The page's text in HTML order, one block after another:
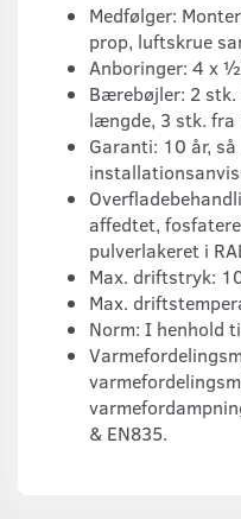
Medfølger:
prop, luftskrue
Anboringer: 4 x
Bærebøjler: 2
længde, 3 stk.
Garanti: 10 år,
affedtet,
pulverlakeret i
Max. driftstryk:
Max.
Norm: I henhold
& EN835.